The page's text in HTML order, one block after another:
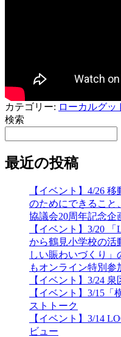
カテゴリー: ローカルグッ
検索
最近の投稿
【イベント】4/26
のためにできること
協議会20周年記念企
【イベント】3/20
から鶴見小学校の活
しい賑わいづくり
もオンライン特別参
【イベント】3/24
【イベント】3/15
ストトーク
【イベント】3/14
ビュー